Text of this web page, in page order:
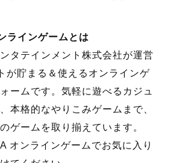
ラインゲームとは
タテインメント株式会社が運営
が貯まる＆使えるオンラインゲ
ームです。気軽に遊べるカジュ
本格的なやりこみゲームまで、
ゲームを取り揃えています。
オンラインゲームでお気に入り